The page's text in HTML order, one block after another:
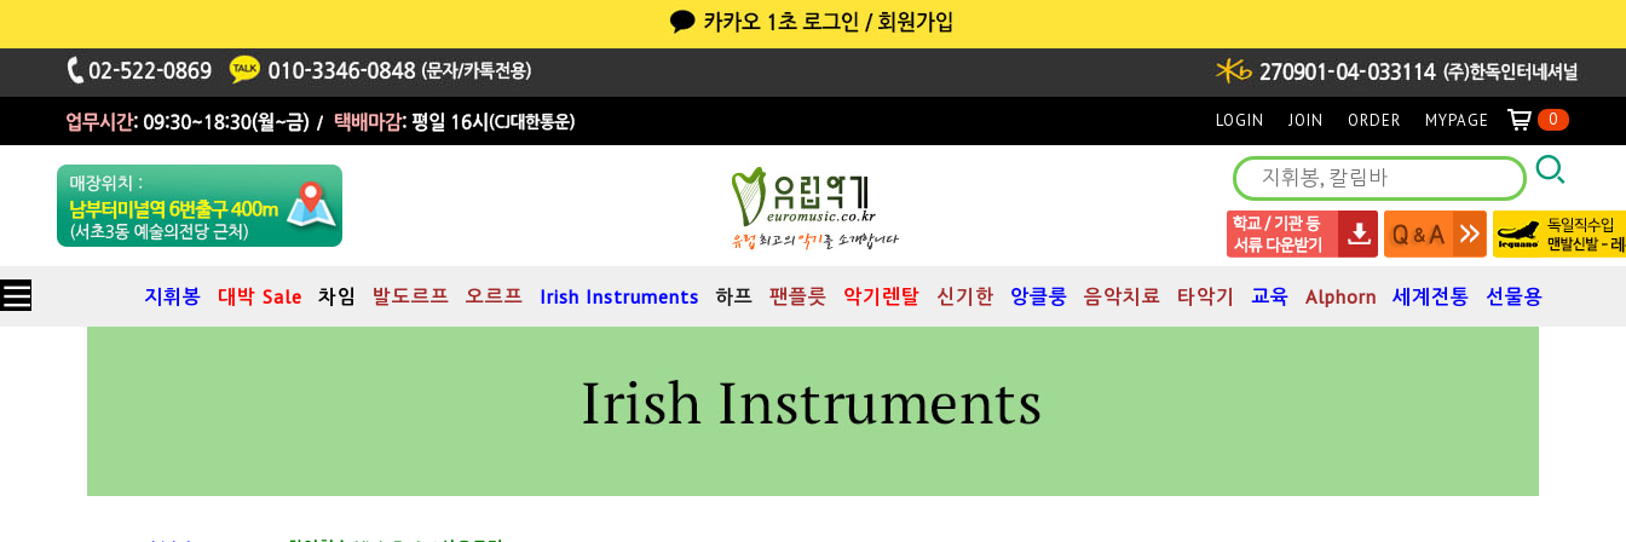
LOGIN JOIN ORDER MYPAGE 0
지휘봉 대박 Sale 차임 발도르프 오르프 Irish Instruments 하프 팬플릇 악기렌탈 신기한 앙클룽 음악치료 타악기 교육 Alphorn 세계전통 선물용